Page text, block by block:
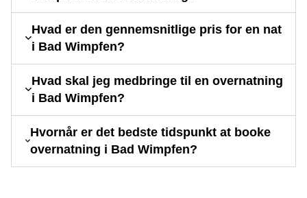
Hvad er den gennemsnitlige pris for en nat
i Bad Wimpfen?
Hvad skal jeg medbringe til en overnatning
i Bad Wimpfen?
Hvornår er det bedste tidspunkt at booke
overnatning i Bad Wimpfen?